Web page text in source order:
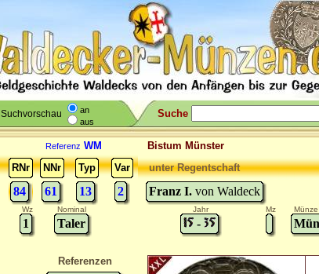
Suchvorschau
an
aus
Suche
Referenz WM Bistum Münster
RNr
NNr Typ Var
84 61 13 2
unter Regentschaft
Franz I. von Waldeck
Wz Nominal Jahr Mz Münze
1 Taler -
Referenzen